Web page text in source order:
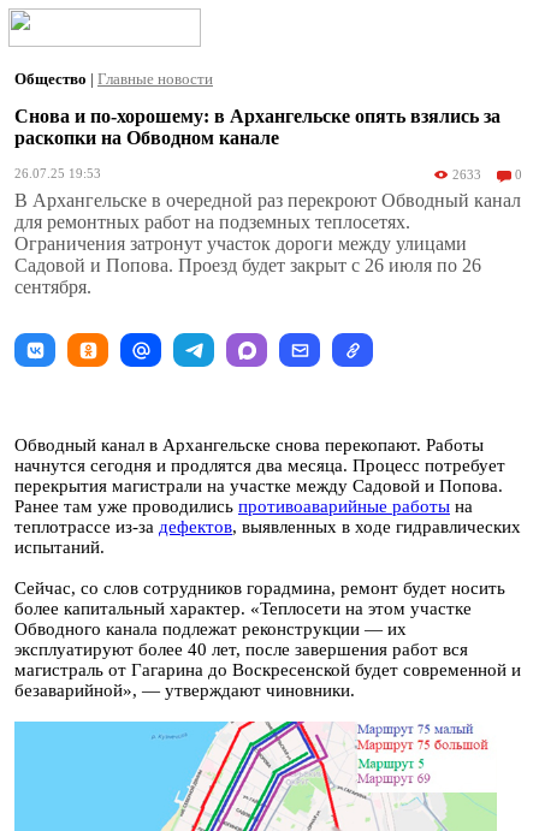
Общество | Главные новости
Снова и по-хорошему: в Архангельске опять взялись за
раскопки на Обводном канале
26.07.25 19:53 2633 0
В Архангельске в очередной раз перекроют Обводный канал
для ремонтных работ на подземных теплосетях.
Ограничения затронут участок дороги между улицами
Садовой и Попова. Проезд будет закрыт с 26 июля по 26
сентября.
Обводный канал в Архангельске снова перекопают. Работы
начнутся сегодня и продлятся два месяца. Процесс потребует
перекрытия магистрали на участке между Садовой и Попова.
Ранее там уже проводились противоаварийные работы на
теплотрассе из-за дефектов, выявленных в ходе гидравлических
испытаний.
Сейчас, со слов сотрудников горадмина, ремонт будет носить
более капитальный характер. «Теплосети на этом участке
Обводного канала подлежат реконструкции — их
эксплуатируют более 40 лет, после завершения работ вся
магистраль от Гагарина до Воскресенской будет современной и
безаварийной», — утверждают чиновники.